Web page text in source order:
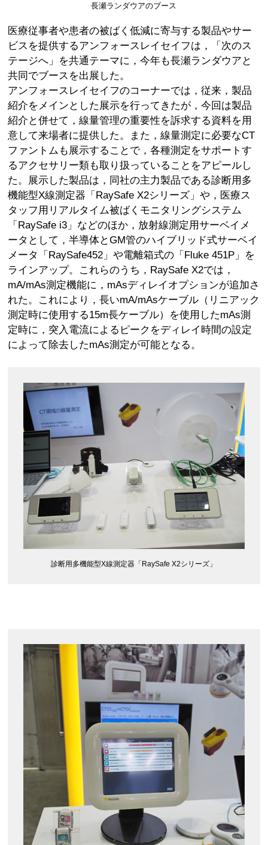
長瀬ランダウアのブース
医療従事者や患者の被ばく低減に寄与する製品やサー
ビスを提供するアンフォースレイセイフは，「次のス
テージへ」を共通テーマに，今年も長瀬ランダウアと
共同でブースを出展した。
アンフォースレイセイフのコーナーでは，従来，製品
紹介をメインとした展示を行ってきたが，今回は製品
紹介と併せて，線量管理の重要性を訴求する資料を用
意して来場者に提供した。また，線量測定に必要なCT
ファントムも展示することで，各種測定をサポートす
るアクセサリー類も取り扱っていることをアピールし
た。展示した製品は，同社の主力製品である診断用多
機能型X線測定器「RaySafe X2シリーズ」や，医療ス
タッフ用リアルタイム被ばくモニタリングシステム
「RaySafe i3」などのほか，放射線測定用サーベイメ
ータとして，半導体とGM管のハイブリッド式サーベイ
メータ「RaySafe452」や電離箱式の「Fluke 451P」を
ラインアップ。これらのうち，RaySafe X2では，
mA/mAs測定機能に，mAsディレイオプションが追加さ
れた。これにより，長いmA/mAsケーブル（リニアック
測定時に使用する15m長ケーブル）を使用したmAs測
定時に，突入電流によるピークをディレイ時間の設定
によって除去したmAs測定が可能となる。
診断用多機能型X線測定器「RaySafe X2シリーズ」